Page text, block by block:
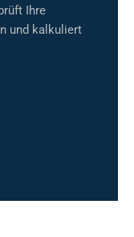
Ihre
und kalkuliert